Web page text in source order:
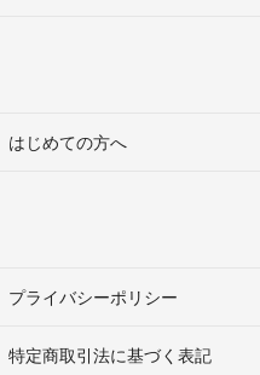
はじめての方へ
プライバシーポリシー
特定商取引法に基づく表記